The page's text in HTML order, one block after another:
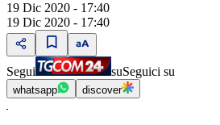
19 Dic 2020 - 17:40
19 Dic 2020 - 17:40
Segui suSeguici su
whatsapp discover